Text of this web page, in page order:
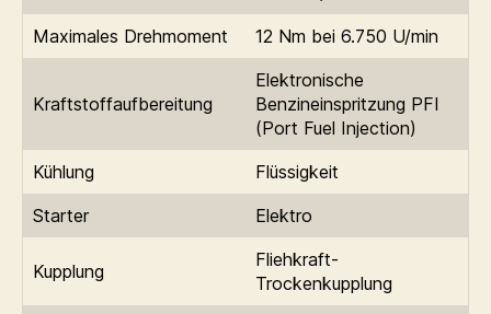
Maximales Drehmoment
12 Nm bei 6.750 U/min
Kraftstoffaufbereitung
Elektronische
Benzineinspritzung PFI
(Port Fuel Injection)
Kühlung
Flüssigkeit
Starter
Elektro
Kupplung
Fliehkraft-
Trockenkupplung